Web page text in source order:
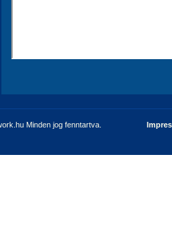
Minden jog fenntartva.